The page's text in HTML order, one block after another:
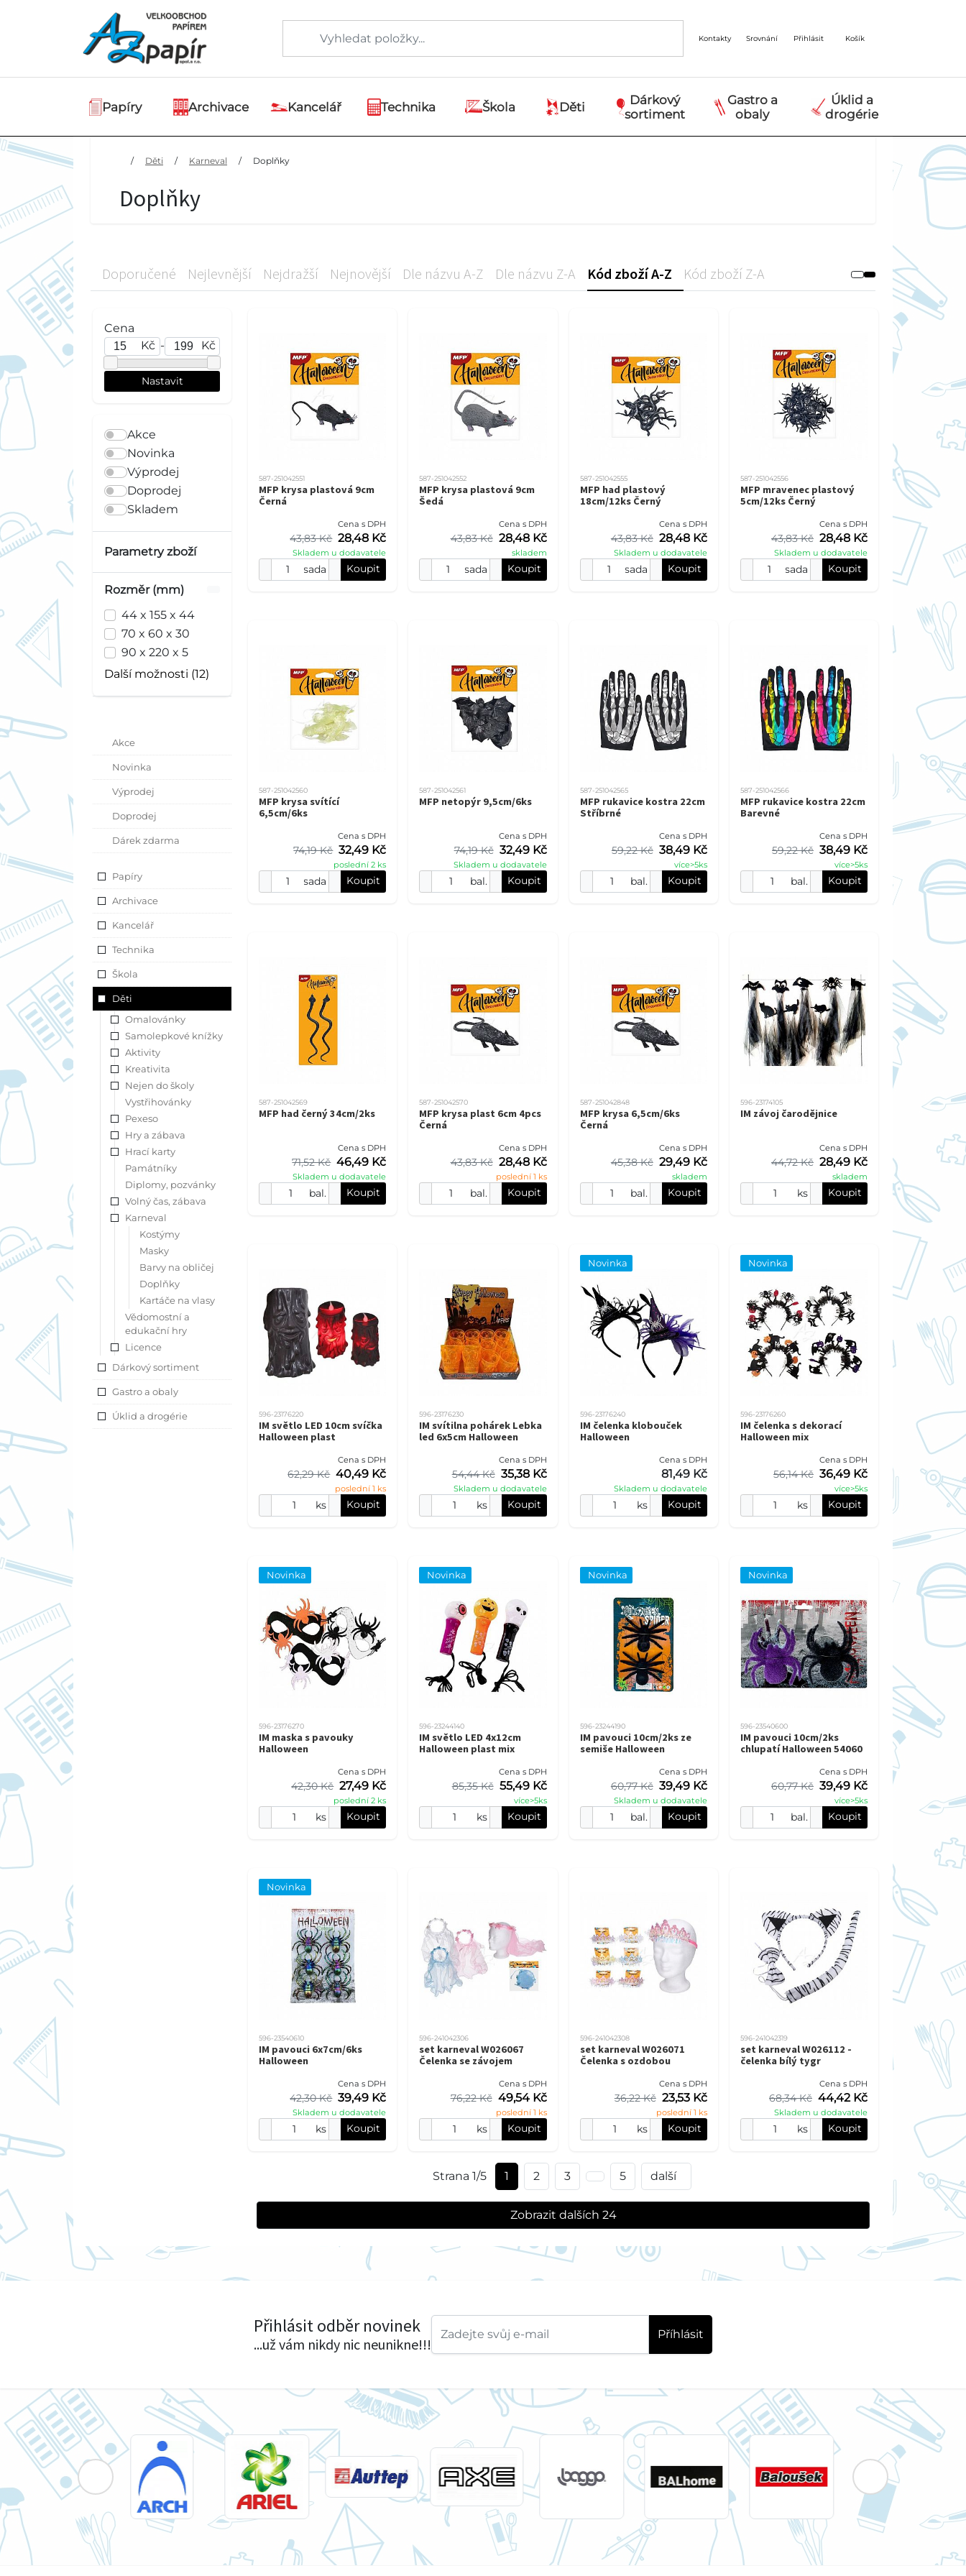
Kontakty Srovnání Přihlásit Košík
Papíry Archivace Kancelář Technika Škola Děti
Dárkový
sortiment
Gastro a
obaly
Úklid a
drogérie
/ Děti / Karneval / Doplňky
Doplňky
Doporučené Nejlevnější Nejdražší Nejnovější Dle názvu A-Z Dle názvu Z-A Kód zboží A-Z Kód zboží Z-A
Cena
Kč - Kč
Akce
Novinka
Výprodej
Doprodej
Skladem
Parametry zboží
Rozměr (mm)
44 x 155 x 44
70 x 60 x 30
90 x 220 x 5
Další možnosti (12)
Akce
Novinka
Výprodej
Doprodej
Dárek zdarma
Papíry
Archivace
Kancelář
Technika
Škola
Děti
Omalovánky
Samolepkové knížky
Aktivity
Kreativita
Nejen do školy
Vystřihovánky
Pexeso
Hry a zábava
Hrací karty
Památníky
Diplomy, pozvánky
Volný čas, zábava
Karneval
Kostýmy
Masky
Barvy na obličej
Doplňky
Kartáče na vlasy
Vědomostní a
edukační hry
Licence
Dárkový sortiment
Gastro a obaly
Úklid a drogérie
587-251042551
MFP krysa plastová 9cm
Černá
Cena s DPH
43,83 Kč 28,48 Kč
Skladem u dodavatele
sada Koupit
587-251042552
MFP krysa plastová 9cm
Šedá
Cena s DPH
43,83 Kč 28,48 Kč
skladem
sada Koupit
587-251042555
MFP had plastový
18cm/12ks Černý
Cena s DPH
43,83 Kč 28,48 Kč
Skladem u dodavatele
sada Koupit
587-251042556
MFP mravenec plastový
5cm/12ks Černý
Cena s DPH
43,83 Kč 28,48 Kč
Skladem u dodavatele
sada Koupit
587-251042560
MFP krysa svítící
6,5cm/6ks
Cena s DPH
74,19 Kč 32,49 Kč
poslední 2 ks
sada Koupit
587-251042561
MFP netopýr 9,5cm/6ks
Cena s DPH
74,19 Kč 32,49 Kč
Skladem u dodavatele
bal. Koupit
587-251042565
MFP rukavice kostra 22cm
Stříbrné
Cena s DPH
59,22 Kč 38,49 Kč
více>5ks
bal. Koupit
587-251042566
MFP rukavice kostra 22cm
Barevné
Cena s DPH
59,22 Kč 38,49 Kč
více>5ks
bal. Koupit
587-251042569
MFP had černý 34cm/2ks
Cena s DPH
71,52 Kč 46,49 Kč
Skladem u dodavatele
bal. Koupit
587-251042570
MFP krysa plast 6cm 4pcs
Černá
Cena s DPH
43,83 Kč 28,48 Kč
poslední 1 ks
bal. Koupit
587-251042848
MFP krysa 6,5cm/6ks
Černá
Cena s DPH
45,38 Kč 29,49 Kč
skladem
bal. Koupit
596-23174105
IM závoj čarodějnice
Cena s DPH
44,72 Kč 28,49 Kč
skladem
ks Koupit
596-23176220
IM světlo LED 10cm svíčka
Halloween plast
Cena s DPH
62,29 Kč 40,49 Kč
poslední 1 ks
ks Koupit
596-23176230
IM svítilna pohárek Lebka
led 6x5cm Halloween
Cena s DPH
54,44 Kč 35,38 Kč
Skladem u dodavatele
ks Koupit
Novinka
596-23176240
IM čelenka klobouček
Halloween
Cena s DPH
81,49 Kč
Skladem u dodavatele
ks Koupit
Novinka
596-23176260
IM čelenka s dekorací
Halloween mix
Cena s DPH
56,14 Kč 36,49 Kč
více>5ks
ks Koupit
Novinka
596-23176270
IM maska s pavouky
Halloween
Cena s DPH
42,30 Kč 27,49 Kč
poslední 2 ks
ks Koupit
Novinka
596-23244140
IM světlo LED 4x12cm
Halloween plast mix
Cena s DPH
85,35 Kč 55,49 Kč
více>5ks
ks Koupit
Novinka
596-23244190
IM pavouci 10cm/2ks ze
semiše Halloween
Cena s DPH
60,77 Kč 39,49 Kč
Skladem u dodavatele
bal. Koupit
Novinka
596-23540600
IM pavouci 10cm/2ks
chlupatí Halloween 54060
Cena s DPH
60,77 Kč 39,49 Kč
více>5ks
bal. Koupit
Novinka
596-23540610
IM pavouci 6x7cm/6ks
Halloween
Cena s DPH
42,30 Kč 39,49 Kč
Skladem u dodavatele
ks Koupit
596-241042306
set karneval W026067
Čelenka se závojem
Cena s DPH
76,22 Kč 49,54 Kč
poslední 1 ks
ks Koupit
596-241042308
set karneval W026071
Čelenka s ozdobou
Cena s DPH
36,22 Kč 23,53 Kč
poslední 1 ks
ks Koupit
596-241042319
set karneval W026112 -
čelenka bílý tygr
Cena s DPH
68,34 Kč 44,42 Kč
Skladem u dodavatele
ks Koupit
Strana 1/5 1 2 3 5 další
Zobrazit dalších 24
Přihlásit odběr novinek
...už vám nikdy nic neunikne!!!
Příhlásit